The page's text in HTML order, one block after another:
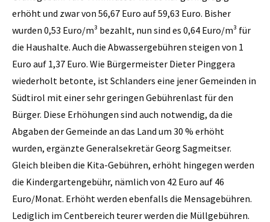
erhöht und zwar von 56,67 Euro auf 59,63 Euro. Bisher
wurden 0,53 Euro/m³ bezahlt, nun sind es 0,64 Euro/m³ für
die Haushalte. Auch die Abwassergebühren steigen von 1
Euro auf 1,37 Euro. Wie Bürgermeister Dieter Pinggera
wiederholt betonte, ist Schlanders eine jener Gemeinden in
Südtirol mit einer sehr geringen Gebührenlast für den
Bürger. Diese Erhöhungen sind auch notwendig, da die
Abgaben der Gemeinde an das Land um 30 % erhöht
wurden, ergänzte Generalsekretär Georg Sagmeitser.
Gleich bleiben die Kita-Gebühren, erhöht hingegen werden
die Kindergartengebühr, nämlich von 42 Euro auf 46
Euro/Monat. Erhöht werden ebenfalls die Mensagebühren.
Lediglich im Centbereich teurer werden die Müllgebühren.